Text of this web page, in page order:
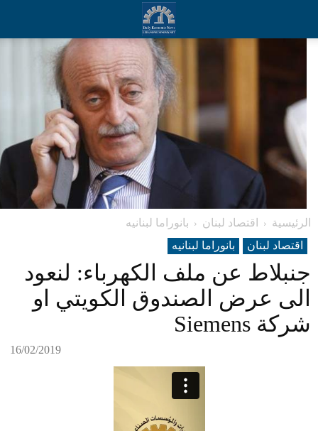
الرئيسية اقتصاد لبنان
بانوراما لبنانیه
اقتصاد لبنان
بانوراما لبنانیه
جنبلاط عن ملف الكهرباء: لنعود
الى عرض الصندوق الكويتي او
شركة Siemens
16/02/2019